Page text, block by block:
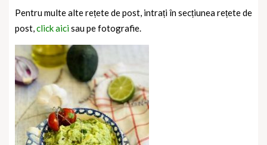
Pentru multe alte rețete de post, intrați în secțiunea rețete de
post,click aicisau pe fotografie.